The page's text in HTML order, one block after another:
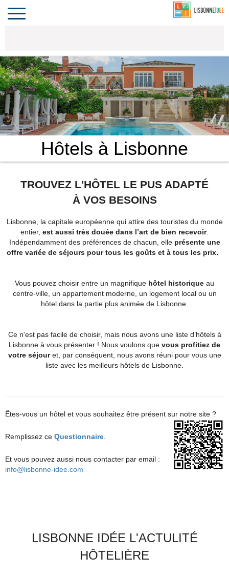
LE PORTUGAL
Toggle
navigation
Hôtels à Lisbonne
TROUVEZ L'HÔTEL LE PUS ADAPTÉ
À VOS BESOINS
Lisbonne, la capitale européenne qui attire des touristes du monde
entier, est aussi très douée dans l’art de bien recevoir.
Indépendamment des préférences de chacun, elle présente une
offre variée de séjours pour tous les goûts et à tous les prix.
Vous pouvez choisir entre un magnifique hôtel historique au
centre-ville, un appartement moderne, un logement local ou un
hôtel dans la partie plus animée de Lisbonne.
Ce n'est pas facile de choisir, mais nous avons une liste d’hôtels à
Lisbonne à vous présenter ! Nous voulons que vous profitiez de
votre séjouret, par conséquent, nous avons réuni pour vous une
liste avec les meilleurs hôtels de Lisbonne.
Êtes-vous un hôtel et vous souhaitez être présent sur notre site ?
Remplissez ce Questionnaire.
Et vous pouvez aussi nous contacter par email :
info@lisbonne-idee.com
LISBONNE IDÉE L'ACTULITÉ
HÔTELIÈRE